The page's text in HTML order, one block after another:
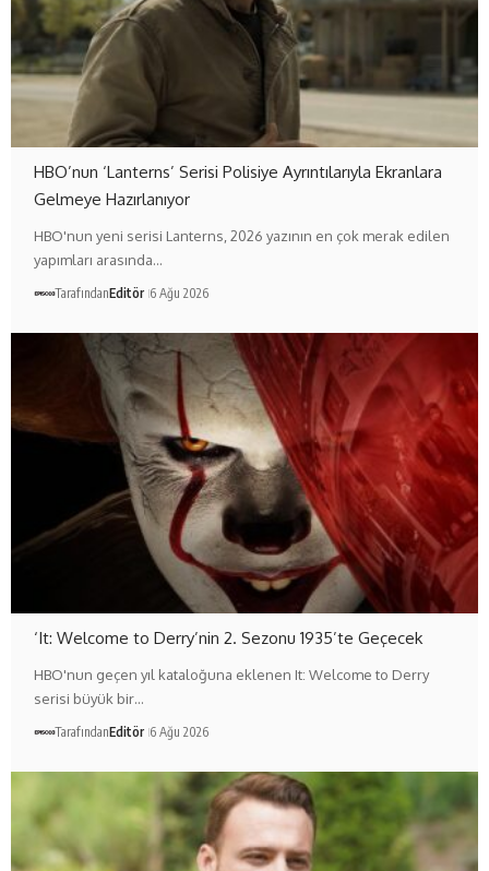
HBO’nun ‘Lanterns’ Serisi Polisiye Ayrıntılarıyla Ekranlara
Gelmeye Hazırlanıyor
HBO'nun yeni serisi Lanterns, 2026 yazının en çok merak edilen
yapımları arasında…
TarafındanEditör 6 Ağu 2026
‘It: Welcome to Derry’nin 2. Sezonu 1935’te Geçecek
HBO'nun geçen yıl kataloğuna eklenen It: Welcome to Derry
serisi büyük bir…
TarafındanEditör 6 Ağu 2026